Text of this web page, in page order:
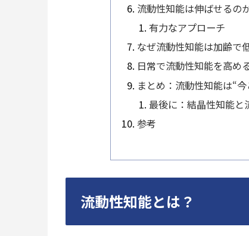
流動性知能は伸ばせるの
有力なアプローチ
なぜ流動性知能は加齢で
日常で流動性知能を高め
まとめ：流動性知能は“
最後に：結晶性知能と
参考
流動性知能とは？